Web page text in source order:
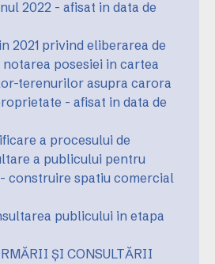
2022 - afisat in data de
2021 privind eliberarea de
posesiei in cartea
terenurilor asupra carora
- afisat in data de
a procesului de
a publicului pentru
construire spatiu comercial
publicului in etapa
ȘI CONSULTĂRII